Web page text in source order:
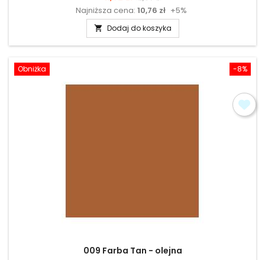
podstawowa
Najniższa cena: 10,76 zł +5%
 Dodaj do koszyka
-8%
Obniżka
009 Farba Tan - olejna